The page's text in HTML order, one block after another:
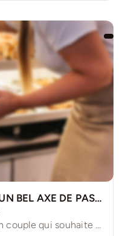
BOUTIQUE FROIDE SUR UN BEL AXE DE PASSAGE
Affaire à saisir idéal pour un couple qui souhaite s’investir [...]